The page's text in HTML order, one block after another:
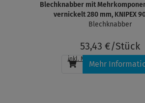
Blechknabber mit
vernickelt 280 mm, KNIPEX
Blechknabber
53,43 €/Stück
inkl. MwSt. , zzgl.
Mehr